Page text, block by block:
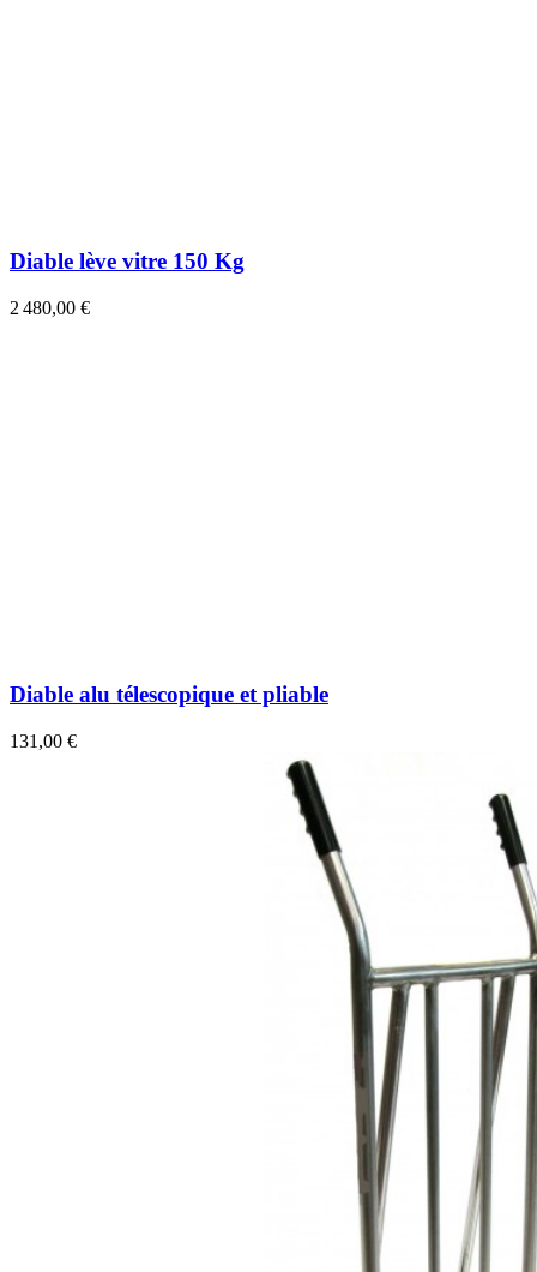
Diable lève vitre 150 Kg
2 480,00 €
Diable alu télescopique et pliable
131,00 €